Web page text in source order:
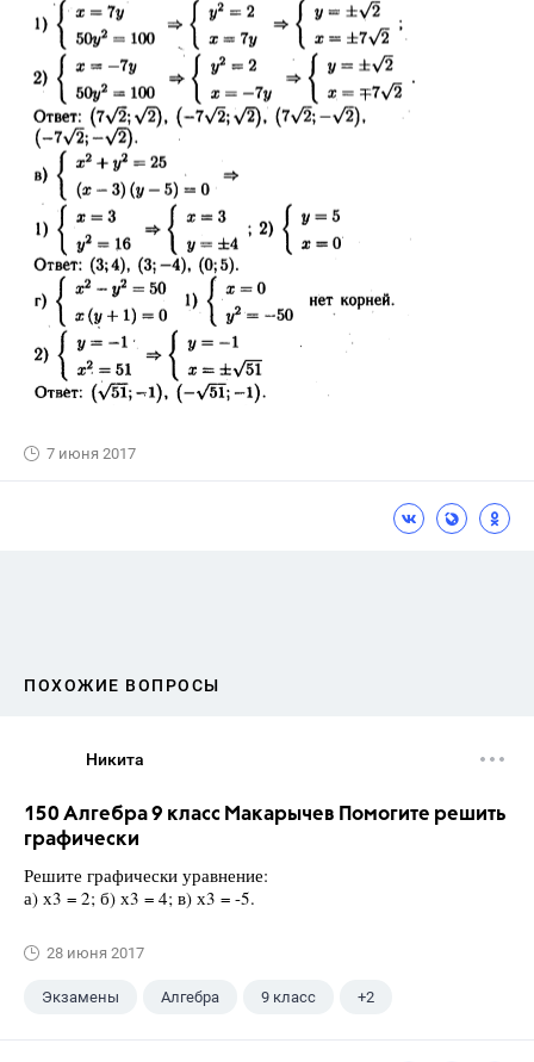
7 июня 2017
ПОХОЖИЕ ВОПРОСЫ
Никита
150 Алгебра 9 класс Макарычев Помогите решить
графически
Решите графически уравнение:
а) х3 = 2; б) х3 = 4; в) х3 = -5.
28 июня 2017
Экзамены Алгебра 9 класс +2